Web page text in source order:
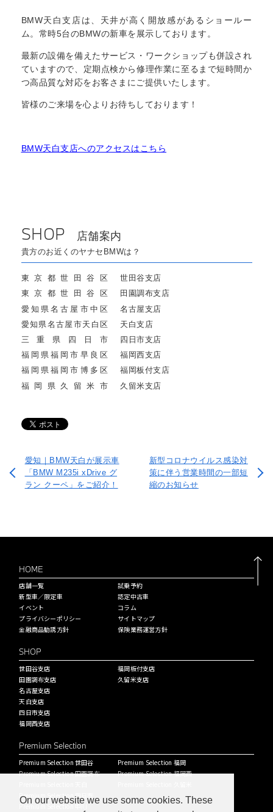
BMW天白支店は、天井が高く開放感があるショールー
ム。常時5台のBMWの新車を展示しております。
最新の設備を備えたサービス・ワークショップも併設され
ていますので、定期点検から修理作業に至るまで短時間か
つ高品質な対応をお客さまにご提供いたします。
皆様のご来場を心よりお待ちしております！
BMW天白支店へのアクセスはこちら
SHOP 店舗案内
貴方のお近くのヤナセBMWは？
東京都世田谷区
世田谷支店
東京都世田谷区
田園調布支店
愛知県名古屋市中区
名古屋支店
愛知県名古屋市天白区
天白支店
三重県四日市
四日市支店
福岡県福岡市早良区
福岡西支店
福岡県福岡市博多区
福岡板付支店
福岡県久留米市
久留米支店
愛知｜BMW天白が展示車
「BMW M235i xDrive グ
ラン クーペ」をご紹介！
新型コロナウイルス感染対
策に伴う営業時間の一部短
縮のお知らせ
HOME
店舗一覧
新型車／限定車
イベント
プライバシーポリシー
金融商品勧誘方針
試乗予約
認定中古車
コラム
サイトマップ
保険業務運営方針
SHOP
世田谷支店
田園調布支店
名古屋支店
天白支店
四日市支店
福岡西支店
福岡板付支店
久留米支店
Premium Selection
Premium Selection 世田谷
Premium Selection 田園調布
Premium Selection 四日市
Premium Selection 中川
Premium Selection 福岡
Premium Selection 福岡西
On our website we use some cookies. These